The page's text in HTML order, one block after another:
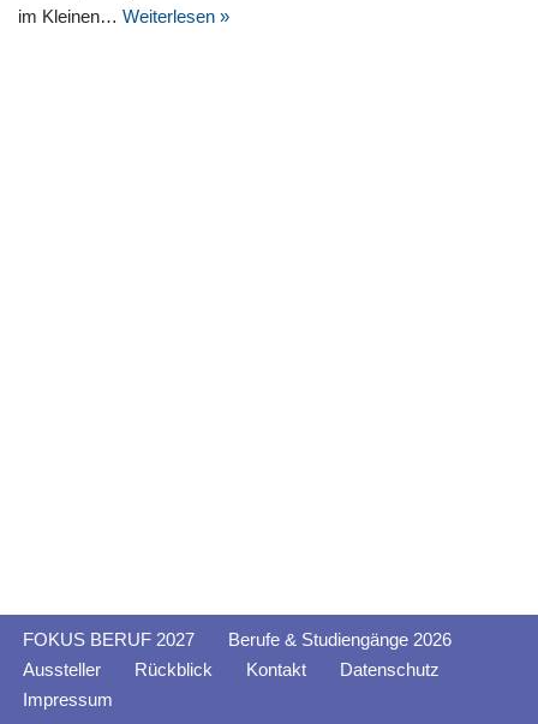
im Kleinen… Weiterlesen »
FOKUS BERUF 2027
Berufe & Studiengänge 2026
Aussteller
Rückblick Kontakt
Datenschutz
Impressum